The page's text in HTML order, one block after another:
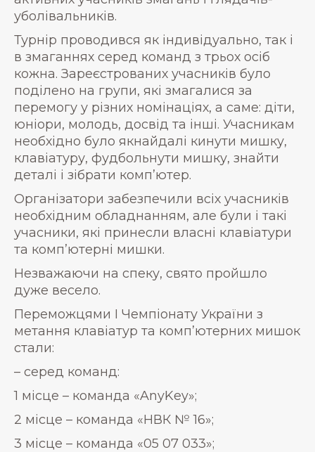
уболівальників.
Турнір проводився як індивідуально, так і
в змаганнях серед команд з трьох осіб
кожна. Зареєстрованих учасників було
поділено на групи, які змагалися за
перемогу у різних номінаціях, а саме: діти,
юніори, молодь, досвід та інші. Учасникам
необхідно було якнайдалі кинути мишку,
клавіатуру, фудбольнути мишку, знайти
деталі і зібрати комп’ютер.
Організатори забезпечили всіх учасників
необхідним обладнанням, але були і такі
учасники, які принесли власні клавіатури
та комп’ютерні мишки.
Незважаючи на спеку, свято пройшло
дуже весело.
Переможцями І Чемпіонату України з
метання клавіатур та комп’ютерних мишок
стали:
– серед команд:
1 місце – команда «AnyKey»;
2 місце – команда «НВК № 16»;
3 місце – команда «05 07 033»;